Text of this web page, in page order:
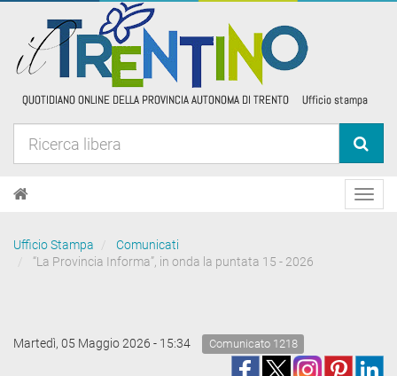
Ufficio Stampa
Comunicati
“La Provincia Informa”, in onda la puntata 15 - 2026
Martedì, 05 Maggio 2026 - 15:34 Comunicato 1218